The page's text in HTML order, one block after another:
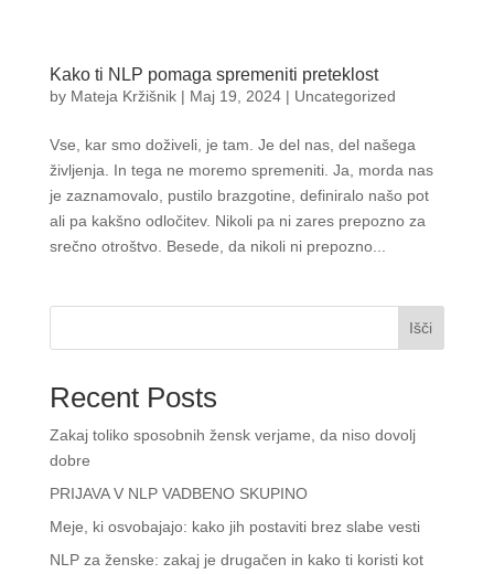
Kako ti NLP pomaga spremeniti preteklost
by Mateja Kržišnik| Maj 19, 2024| Uncategorized
Vse, kar smo doživeli, je tam. Je del nas, del našega
življenja. In tega ne moremo spremeniti. Ja, morda nas
je zaznamovalo, pustilo brazgotine, definiralo našo pot
ali pa kakšno odločitev. Nikoli pa ni zares prepozno za
srečno otroštvo. Besede, da nikoli ni prepozno...
Išči
Recent Posts
Zakaj toliko sposobnih žensk verjame, da niso dovolj
dobre
PRIJAVA V NLP VADBENO SKUPINO
Meje, ki osvobajajo: kako jih postaviti brez slabe vesti
NLP za ženske: zakaj je drugačen in kako ti koristi kot